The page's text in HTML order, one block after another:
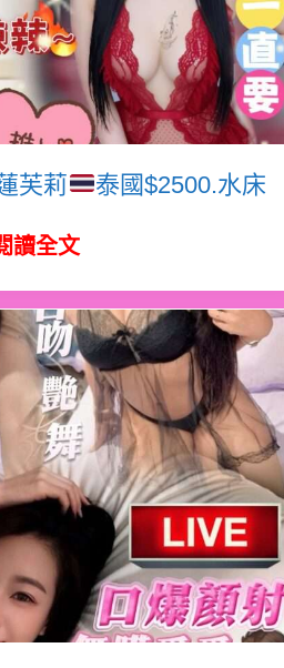
芙莉
泰國$2500.水床
讀全文